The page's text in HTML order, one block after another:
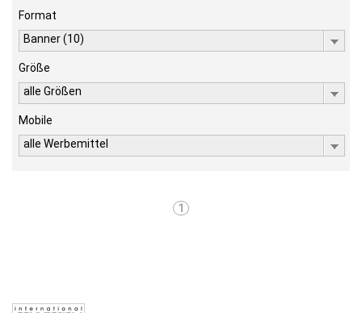
Format
Banner (10)
Größe
alle Größen
Mobile
alle Werbemittel
1